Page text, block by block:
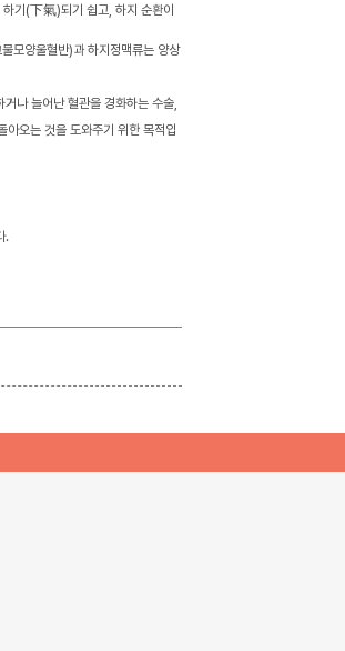
하기(下氣)되기 쉽고, 하지 순환이
모양울혈반)과 하지정맥류는 양상
나 늘어난 혈관을 경화하는 수술,
아오는 것을 도와주기 위한 목적입
.